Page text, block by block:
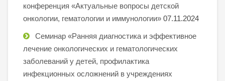
конференция «Актуальные вопросы детской
онкологии, гематологии и иммунологии» 07.11.2024
Семинар «Ранняя диагностика и эффективное
лечение онкологических и гематологических
заболеваний у детей, профилактика
инфекционных осложнений в учреждениях